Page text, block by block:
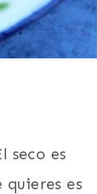
seco es
es